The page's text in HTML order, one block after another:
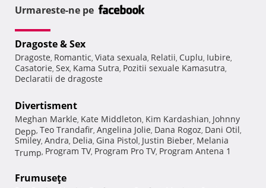
Urmareste-ne pe
Dragoste & Sex
Dragoste, Romantic, Viata sexuala, Relatii, Cuplu, Iubire,
Casatorie, Sex, Kama Sutra, Pozitii sexuale Kamasutra,
Declaratii de dragoste
Divertisment
Meghan Markle, Kate Middleton, Kim Kardashian, Johnny
Depp, Teo Trandafir, Angelina Jolie, Dana Rogoz, Dani Otil,
Smiley, Andra, Delia, Gina Pistol, Justin Bieber, Melania
Trump, Program TV, Program Pro TV, Program Antena 1
Frumuseţe